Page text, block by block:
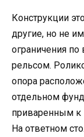
Конструкции
другие, но не
ограничения
рельсом.
опора
отдельном
приваренным к
На ответном